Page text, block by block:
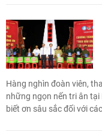
Hàng nghìn đoàn viên,
những ngọn nến tri ân tại
biết ơn sâu sắc đối với